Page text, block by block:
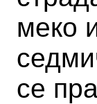
меко
се